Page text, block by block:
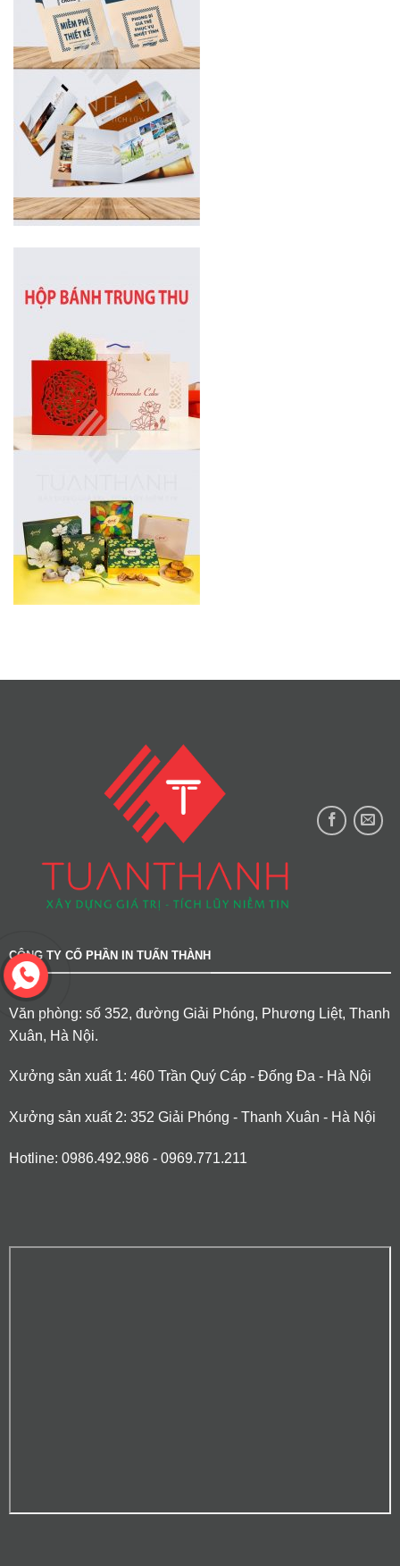
CÔNG TY CỔ PHẦN IN TUẤN THÀNH
Văn phòng: số 352, đường Giải Phóng, Phương Liệt, Thanh
Xuân, Hà Nội.
Xưởng sản xuất 1: 460 Trần Quý Cáp - Đống Đa - Hà Nội
Xưởng sản xuất 2: 352 Giải Phóng - Thanh Xuân - Hà Nội
Hotline: 0986.492.986 - 0969.771.211